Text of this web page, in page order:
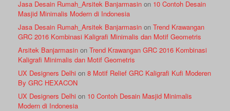
Jasa Desain Rumah_Arsitek Banjarmasin on 10 Contoh Desain
Masjid Minimalis Modern di Indonesia
Jasa Desain Rumah_Arsitek Banjarmasin on Trend Krawangan
GRC 2016 Kombinasi Kaligrafi Minimalis dan Motif Geometris
Arsitek Banjarmasin on Trend Krawangan GRC 2016 Kombinasi
Kaligrafi Minimalis dan Motif Geometris
UX Designers Delhi on 8 Motif Relief GRC Kaligrafi Kufi Moderen
By GRC HEXACON
UX Designers Delhi on 10 Contoh Desain Masjid Minimalis
Modern di Indonesia